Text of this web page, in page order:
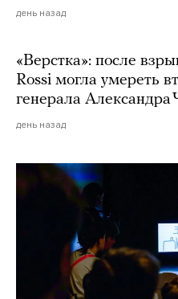
день назад
«Верстка»: после
Rossi могла умереть
генерала Александра
день назад